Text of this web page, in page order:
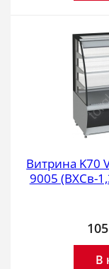
Витрина K70
9005 (ВХСв-
В